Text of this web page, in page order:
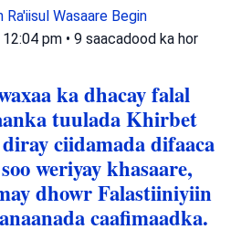
Ra'iisul Wasaare Begin
pm • 9 saacadood ka hor
ka dhacay falal
tuulada Khirbet
ciidamada difaaca
weriyay khasaare,
dhowr Falastiiniyiin
caafimaadka.